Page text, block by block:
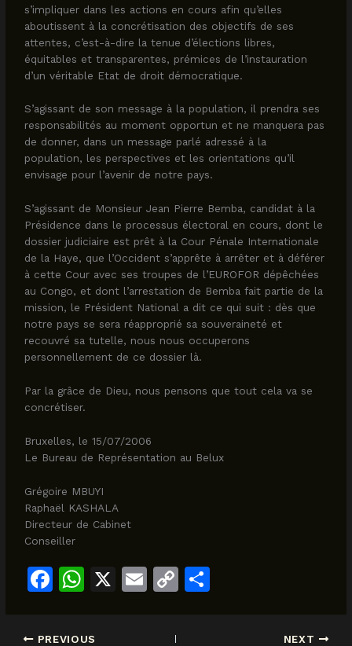
s’impliquer dans les actions en cours afin qu’elles
aboutissent à la concrétisation des objectifs de ses
attentes, c’est-à-dire la tenue d’élections libres,
équitables et transparentes, prémices de l’instauration
d’un véritable Etat de droit démocratique.
S’agissant de son message à la population, il prendra ses
responsabilités au moment opportun et ne manquera pas
de donner, dans un message parlé adressé à la
population, les perspectives et les orientations qu’il
envisage pour l’avenir de notre pays.
S’agissant de Monsieur Jean Pierre Bemba, candidat à la
Présidence dans le processus électoral en cours, dont le
dossier judiciaire est prêt à la Cour Pénale Internationale
de la Haye, que l’Occident s’apprête à arrêter et à déférer
à cette Cour avec ses troupes de l’EUROFOR dépêchées
au Congo, et dont l’arrestation de Bemba fait partie de la
mission, le Président National a dit ce qui suit : dès que
notre pays se sera réapproprié sa souveraineté et
recouvré sa tutelle, nous nous occuperons
personnellement de ce dossier là.
Par la grâce de Dieu, nous pensons que tout cela va se
concrétiser.
Bruxelles, le 15/07/2006
Le Bureau de Représentation au Belux
Grégoire MBUYI
Raphaël KASHALA
Directeur de Cabinet
Conseiller
F
c
W
at
X
E
C
PREVIOUS NEXT